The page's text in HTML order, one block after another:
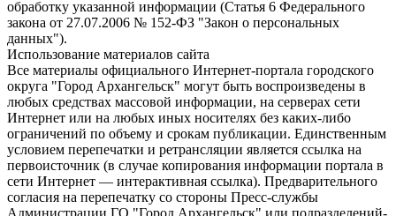
обработку указанной информации (Статья 6 Федерального
закона от 27.07.2006 № 152-ФЗ "Закон о персональных
данных").
Использование материалов сайта
Все материалы официального Интернет-портала городского
округа "Город Архангельск" могут быть воспроизведены в
любых средствах массовой информации, на серверах сети
Интернет или на любых иных носителях без каких-либо
ограничений по объему и срокам публикации. Единственным
условием перепечатки и ретрансляции является ссылка на
первоисточник (в случае копирования информации портала в
сети Интернет — интерактивная ссылка). Предварительного
согласия на перепечатку со стороны Пресс-службы
Администрации ГО "Город Архангельск" или подразделений-